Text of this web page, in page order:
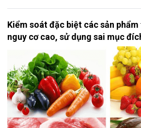
Kiểm soát đặc biệt các sản
nguy cơ cao, sử dụng sai mục